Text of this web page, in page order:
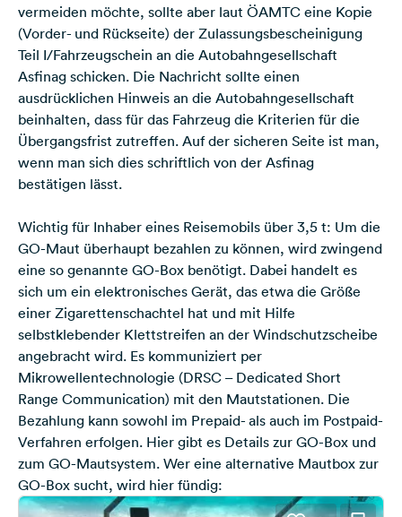
vermeiden möchte, sollte aber laut ÖAMTC eine Kopie
(Vorder- und Rückseite) der Zulassungsbescheinigung
Teil I/Fahrzeugschein an die Autobahngesellschaft
Asfinag schicken. Die Nachricht sollte einen
ausdrücklichen Hinweis an die Autobahngesellschaft
beinhalten, dass für das Fahrzeug die Kriterien für die
Übergangsfrist zutreffen. Auf der sicheren Seite ist man,
wenn man sich dies schriftlich von der Asfinag
bestätigen lässt.
Wichtig für Inhaber eines Reisemobils über 3,5 t: Um die
GO-Maut überhaupt bezahlen zu können, wird zwingend
eine so genannte GO-Box benötigt. Dabei handelt es
sich um ein elektronisches Gerät, das etwa die Größe
einer Zigarettenschachtel hat und mit Hilfe
selbstklebender Klettstreifen an der Windschutzscheibe
angebracht wird. Es kommuniziert per
Mikrowellentechnologie (DRSC – Dedicated Short
Range Communication) mit den Mautstationen. Die
Bezahlung kann sowohl im Prepaid- als auch im Postpaid-
Verfahren erfolgen. Hier gibt es Details zur GO-Box und
zum GO-Mautsystem. Wer eine alternative Mautbox zur
GO-Box sucht, wird hier fündig: